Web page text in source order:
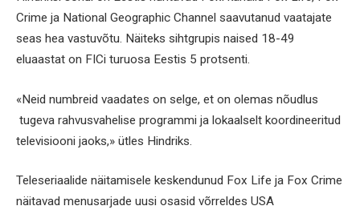
Crime ja National Geographic Channel saavutanud vaatajate
seas hea vastuvõtu. Näiteks sihtgrupis naised 18-49
eluaastat on FICi turuosa Eestis 5 protsenti.
«Neid numbreid vaadates on selge, et on olemas nõudlus
tugeva rahvusvahelise programmi ja lokaalselt koordineeritud
televisiooni jaoks,» ütles Hindriks.
Teleseriaalide näitamisele keskendunud Fox Life ja Fox Crime
näitavad menusarjade uusi osasid võrreldes USA